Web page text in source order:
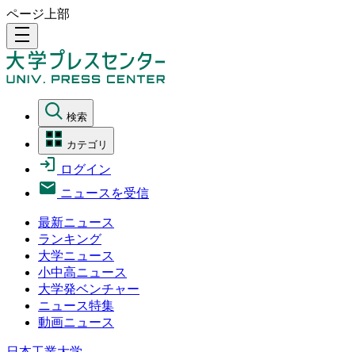
ページ上部
density_medium
検索
カテゴリ
ログイン
ニュースを受信
最新ニュース
ランキング
大学ニュース
小中高ニュース
大学発ベンチャー
ニュース特集
動画ニュース